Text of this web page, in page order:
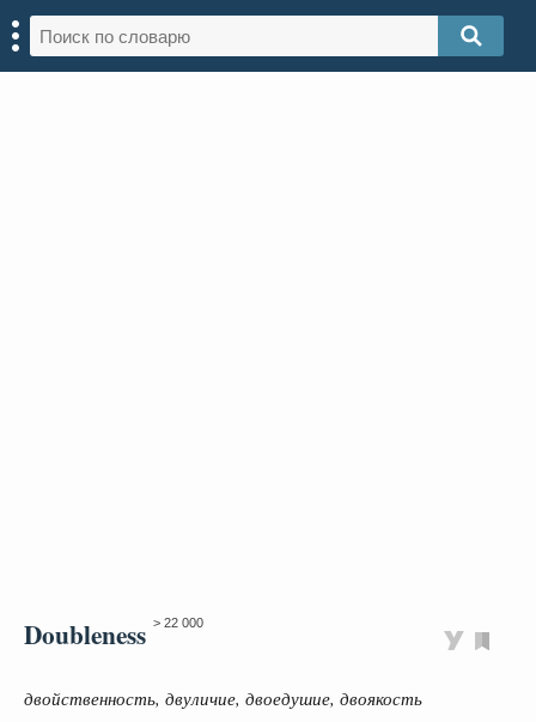
Doubleness > 22 000
двойственность, двуличие, двоедушие, двоякость